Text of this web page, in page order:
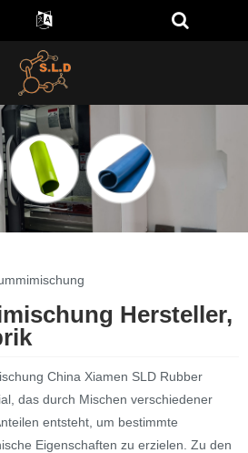
Hersteller,
China Xiamen SLD Rubber
das durch Mischen verschiedener
entsteht, um bestimmte
Eigenschaften zu erzielen. Zu den